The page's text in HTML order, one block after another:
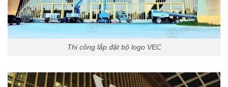
Thi công lắp đặt bộ logo VEC